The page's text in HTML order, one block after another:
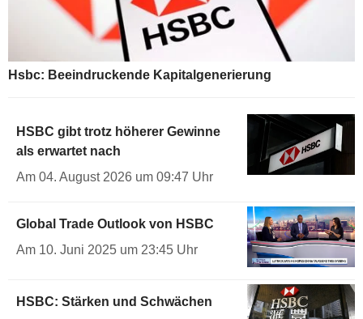
Hsbc: Beeindruckende Kapitalgenerierung
HSBC gibt trotz höherer Gewinne
als erwartet nach
Am 04. August 2026 um 09:47 Uhr
Global Trade Outlook von HSBC
Am 10. Juni 2025 um 23:45 Uhr
HSBC: Stärken und Schwächen